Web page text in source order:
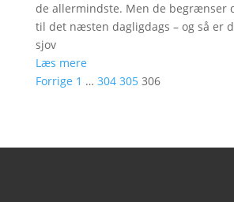
de allermindste. Men de begrænser
til det næsten dagligdags – og så er
sjov
Læs mere
Forrige 1 … 304 305 306